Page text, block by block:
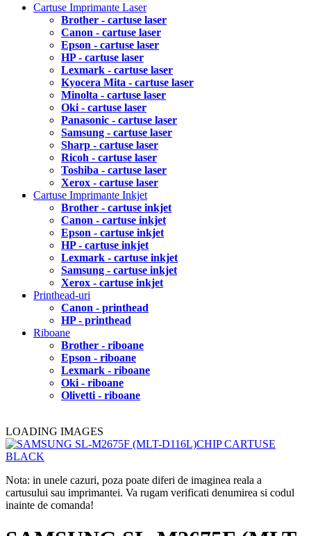
Cartuse Imprimante Laser
Brother - cartuse laser
Canon - cartuse laser
Epson - cartuse laser
HP - cartuse laser
Lexmark - cartuse laser
Kyocera Mita - cartuse laser
Minolta - cartuse laser
Oki - cartuse laser
Panasonic - cartuse laser
Samsung - cartuse laser
Sharp - cartuse laser
Ricoh - cartuse laser
Toshiba - cartuse laser
Xerox - cartuse laser
Cartuse Imprimante Inkjet
Brother - cartuse inkjet
Canon - cartuse inkjet
Epson - cartuse inkjet
HP - cartuse inkjet
Lexmark - cartuse inkjet
Samsung - cartuse inkjet
Xerox - cartuse inkjet
Printhead-uri
Canon - printhead
HP - printhead
Riboane
Brother - riboane
Epson - riboane
Lexmark - riboane
Oki - riboane
Olivetti - riboane
LOADING IMAGES
Nota: in unele cazuri, poza poate diferi de imaginea reala a
cartusului sau imprimantei. Va rugam verificati denumirea si codul
inainte de comanda!